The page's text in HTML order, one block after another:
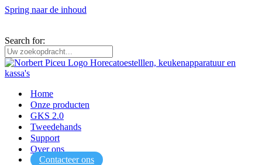
Spring naar de inhoud
Search for:
Home
Onze producten
GKS 2.0
Tweedehands
Support
Over ons
Contacteer ons